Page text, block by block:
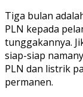
Tiga bulan
PLN kepada
tunggakannya.
siap-siap
PLN dan listrik
permanen.